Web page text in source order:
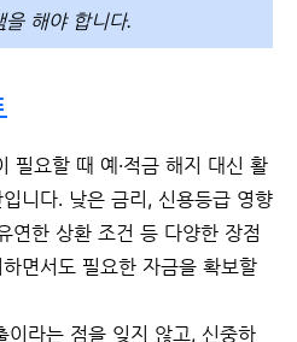
을 해야 합니다.
필요할 때 예·적금 해지 대신 활
니다. 낮은 금리, 신용등급 영향
연한 상환 조건 등 다양한 장점
면서도 필요한 자금을 확보할
이라는 점을 잊지 않고, 신중하